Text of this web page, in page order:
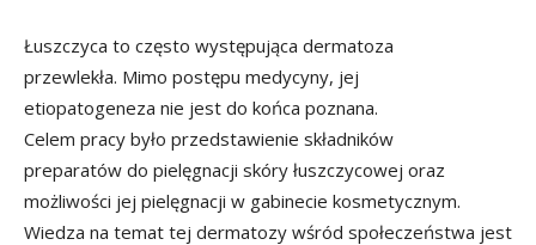
Łuszczyca to często występująca dermatoza
przewlekła. Mimo postępu medycyny, jej
etiopatogeneza nie jest do końca poznana.
Celem pracy było przedstawienie składników
preparatów do pielęgnacji skóry łuszczycowej oraz
możliwości jej pielęgnacji w gabinecie kosmetycznym.
Wiedza na temat tej dermatozy wśród społeczeństwa jest